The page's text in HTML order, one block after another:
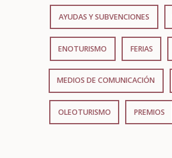
AYUDAS Y SUBVENCIONES
ENOTURISMO FERIAS
MEDIOS DE COMUNICACIÓN
OLEOTURISMO PREMIOS